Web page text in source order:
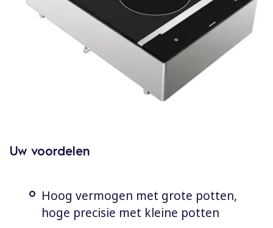
Uw voordelen
Hoog vermogen met grote potten,
hoge precisie met kleine potten